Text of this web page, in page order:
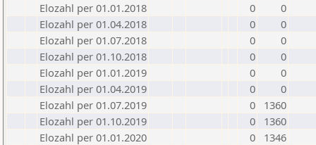
Elozahl per 01.01.2018
0
0
Elozahl per 01.04.2018
0
0
Elozahl per 01.07.2018
0
0
Elozahl per 01.10.2018
0
0
Elozahl per 01.01.2019
0
0
Elozahl per 01.04.2019
0
0
Elozahl per 01.07.2019
0
1360
Elozahl per 01.10.2019
0
1360
Elozahl per 01.01.2020
0
1346